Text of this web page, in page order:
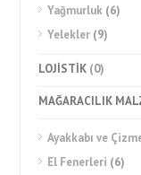
Yağmurluk (6)
Yelekler (9)
LOJİSTİK (0)
MAĞARACILIK
Ayakkabı ve
El Fenerleri (6)